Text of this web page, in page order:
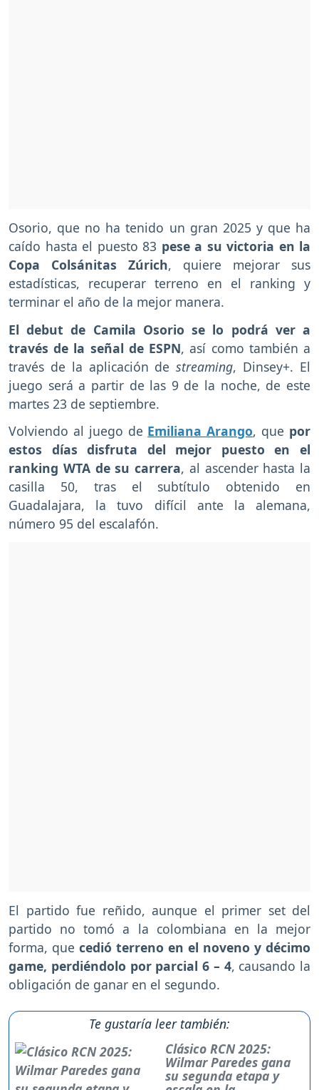
Osorio, que no ha tenido un gran 2025 y que ha
caído hasta el puesto 83 pese a su victoria en la
Copa Colsánitas Zúrich, quiere mejorar sus
estadísticas, recuperar terreno en el ranking y
terminar el año de la mejor manera.
El debut de Camila Osorio se lo podrá ver a
través de la señal de ESPN, así como también a
través de la aplicación destreaming, Dinsey+. El
juego será a partir de las 9 de la noche, de este
martes 23 de septiembre.
Volviendo al juego de Emiliana Arango, que por
estos días disfruta del mejor puesto en el
ranking WTA de su carrera, al ascender hasta la
casilla 50, tras el subtítulo obtenido en
Guadalajara, la tuvo difícil ante la alemana,
número 95 del escalafón.
El partido fue reñido, aunque el primer set del
partido no tomó a la colombiana en la mejor
forma, que cedió terreno en el noveno y décimo
game, perdiéndolo por parcial 6 – 4, causando la
obligación de ganar en el segundo.
Te gustaría leer también:
Clásico RCN 2025:
Wilmar Paredes gana
su segunda etapa y